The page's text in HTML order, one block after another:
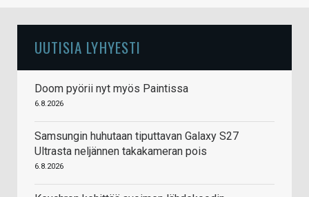
UUTISIA LYHYESTI
Doom pyörii nyt myös Paintissa
6.8.2026
Samsungin huhutaan tiputtavan Galaxy S27
Ultrasta neljännen takakameran pois
6.8.2026